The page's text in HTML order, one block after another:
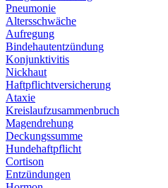
Pneumonie
Altersschwäche
Aufregung
Bindehautentzündung
Konjunktivitis
Nickhaut
Haftpflichtversicherung
Ataxie
Kreislaufzusammenbruch
Magendrehung
Deckungssumme
Hundehaftpflicht
Cortison
Entzündungen